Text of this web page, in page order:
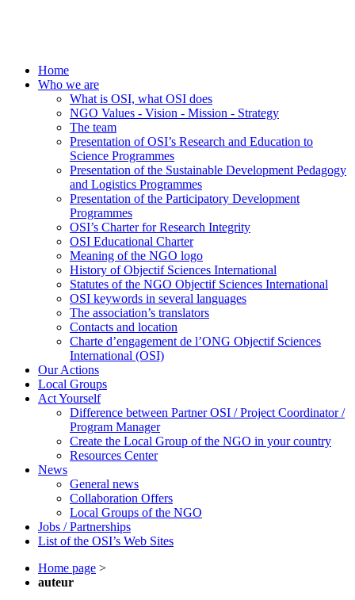
Home
Who we are
What is OSI, what OSI does
NGO Values - Vision - Mission - Strategy
The team
Presentation of OSI’s Research and Education to
Science Programmes
Presentation of the Sustainable Development Pedagogy
and Logistics Programmes
Presentation of the Participatory Development
Programmes
OSI’s Charter for Research Integrity
OSI Educational Charter
Meaning of the NGO logo
History of Objectif Sciences International
Statutes of the NGO Objectif Sciences International
OSI keywords in several languages
The association’s translators
Contacts and location
Charte d’engagement de l’ONG Objectif Sciences
International (OSI)
Our Actions
Local Groups
Act Yourself
Difference between Partner OSI / Project Coordinator /
Program Manager
Create the Local Group of the NGO in your country
Resources Center
News
General news
Collaboration Offers
Local Groups of the NGO
Jobs / Partnerships
List of the OSI’s Web Sites
Home page >
auteur